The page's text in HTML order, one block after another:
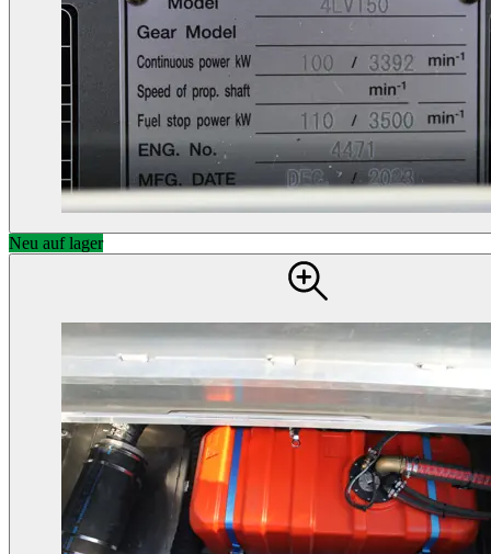
Neu auf lager